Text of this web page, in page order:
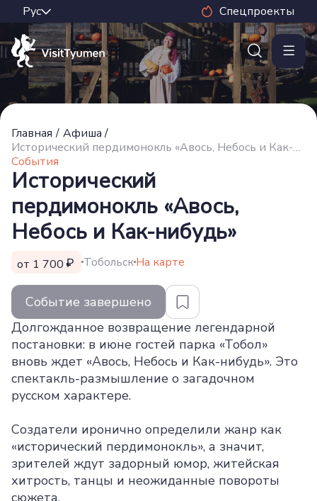
Спецпроекты
Главная / Афиша /
Исторический пердимонокль «Авось, Небось и Как-нибудь»
События
Исторический
пердимонокль «Авось,
Небось и Как-нибудь»
от 1 700 ТобольскНа карте
Событие завершено
Долгожданное возвращение легендарной
постановки: в июне гостей парка «Тобол»
вновь ждет «Авось, Небось и Как-нибудь». Это
спектакль-размышление о загадочном
русском характере.
Создатели иронично определили жанр как
«исторический пердимонокль», а значит,
зрителей ждут задорный юмор, житейская
хитрость, танцы и неожиданные повороты
сюжета.